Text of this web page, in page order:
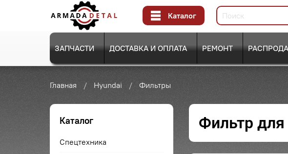
Каталог
ЗАПЧАСТИ ДОСТАВКА И ОПЛАТА РЕМОНТ
Главная Hyundai Фильтры
Фильтр для
Каталог
Спецтехника